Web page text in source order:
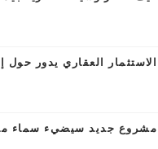
الاستثمار العقاري يدور
مشروع جديد سيضيء سماء